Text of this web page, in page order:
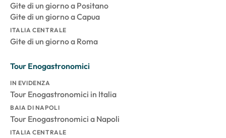
Gite di un giorno a Positano
Gite di un giorno a Capua
ITALIA CENTRALE
Gite di un giorno a Roma
Tour Enogastronomici
IN EVIDENZA
Tour Enogastronomici in Italia
BAIA DI NAPOLI
Tour Enogastronomici a Napoli
ITALIA CENTRALE